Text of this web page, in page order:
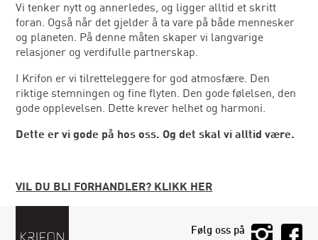
Vi tenker nytt og annerledes, og ligger alltid et skritt
foran. Også når det gjelder å ta vare på både mennesker
og planeten. På denne måten skaper vi langvarige
relasjoner og verdifulle partnerskap.
I Krifon er vi tilretteleggere for god atmosfære. Den
riktige stemningen og fine flyten. Den gode følelsen, den
gode opplevelsen. Dette krever helhet og harmoni.
Dette er vi gode på hos oss. Og det skal vi alltid være.
VIL DU BLI FORHANDLER? KLIKK HER
Følg oss på